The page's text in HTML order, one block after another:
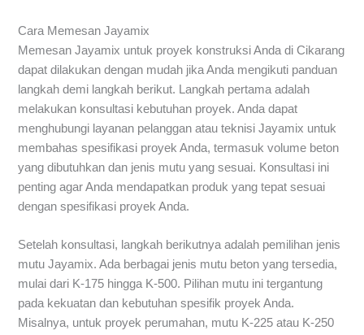
Cara Memesan Jayamix
Memesan Jayamix untuk proyek konstruksi Anda di Cikarang
dapat dilakukan dengan mudah jika Anda mengikuti panduan
langkah demi langkah berikut. Langkah pertama adalah
melakukan konsultasi kebutuhan proyek. Anda dapat
menghubungi layanan pelanggan atau teknisi Jayamix untuk
membahas spesifikasi proyek Anda, termasuk volume beton
yang dibutuhkan dan jenis mutu yang sesuai. Konsultasi ini
penting agar Anda mendapatkan produk yang tepat sesuai
dengan spesifikasi proyek Anda.
Setelah konsultasi, langkah berikutnya adalah pemilihan jenis
mutu Jayamix. Ada berbagai jenis mutu beton yang tersedia,
mulai dari K-175 hingga K-500. Pilihan mutu ini tergantung
pada kekuatan dan kebutuhan spesifik proyek Anda.
Misalnya, untuk proyek perumahan, mutu K-225 atau K-250